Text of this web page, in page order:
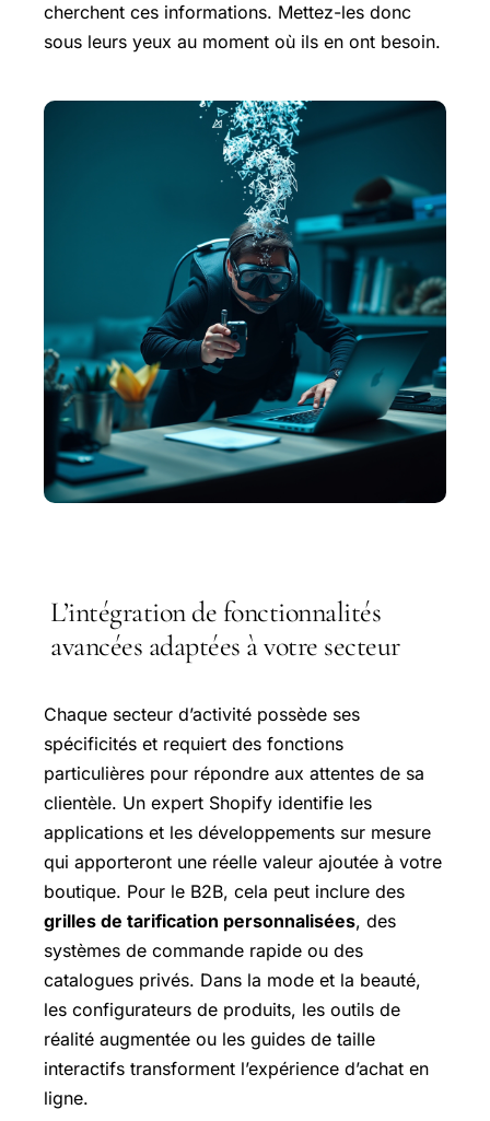
cherchent ces informations. Mettez-les donc
sous leurs yeux au moment où ils en ont besoin.
L’intégration de fonctionnalités
avancées adaptées à votre secteur
Chaque secteur d’activité possède ses
spécificités et requiert des fonctions
particulières pour répondre aux attentes de sa
clientèle. Un expert Shopify identifie les
applications et les développements sur mesure
qui apporteront une réelle valeur ajoutée à votre
boutique. Pour le B2B, cela peut inclure des
grilles de tarification personnalisées, des
systèmes de commande rapide ou des
catalogues privés. Dans la mode et la beauté,
les configurateurs de produits, les outils de
réalité augmentée ou les guides de taille
interactifs transforment l’expérience d’achat en
ligne.